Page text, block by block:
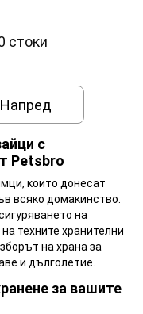
стоки
Напред
с
Petsbro
които донесат
всяко домакинство.
на
техните хранителни
на храна за
и дълголетие.
за вашите